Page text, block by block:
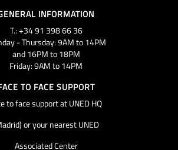
INFORMATION
T.: +34 91 398 66 36
- Thursday: 9AM to 14PM
and 16PM to 18PM
Friday: 9AM to 14PM
TO FACE SUPPORT
to face support at UNED HQ
or your nearest UNED
Associated Center